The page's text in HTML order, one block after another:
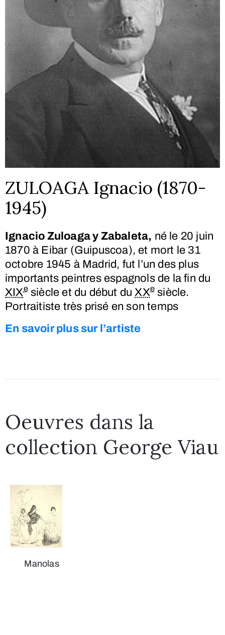
ZULOAGA Ignacio (1870-
1945)
Ignacio Zuloaga y Zabaleta, né le 20 juin
1870 à Eibar (Guipuscoa), et mort le 31
octobre 1945 à Madrid, fut l’un des plus
importants peintres espagnols de la fin du
XIXesiècle et du début du XXe siècle.
Portraitiste très prisé en son temps
En savoir plus sur l’artiste
Oeuvres dans la
collection George Viau
Manolas